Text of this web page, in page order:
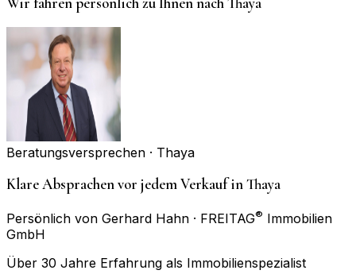
Beratungsversprechen · Thaya
Klare Absprachen vor jedem Verkauf in Thaya
Persönlich von Gerhard Hahn · FREITAG® Immobilien
GmbH
Über 30 Jahre Erfahrung als Immobilienspezialist